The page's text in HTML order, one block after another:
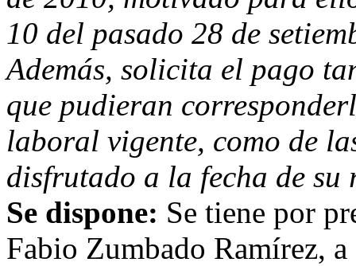
10 del pasado 28 de
Además, solicita el pago
que pudieran
laboral vigente, como de
disfrutado a la fecha de su
Se dispone: Se tiene por
Fabio Zumbado Ramírez,